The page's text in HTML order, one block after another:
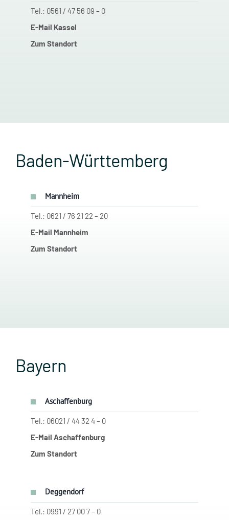
Tel.: 0561 / 47 56 09 – 0
E-Mail Kassel
Zum Standort
Baden-Württemberg
Mannheim
Tel.: 0621 / 76 21 22 – 20
E-Mail Mannheim
Zum Standort
Bayern
Aschaffenburg
Tel.: 06021 / 44 32 4 – 0
E-Mail Aschaffenburg
Zum Standort
Deggendorf
Tel.: 0991 / 27 00 7 – 0